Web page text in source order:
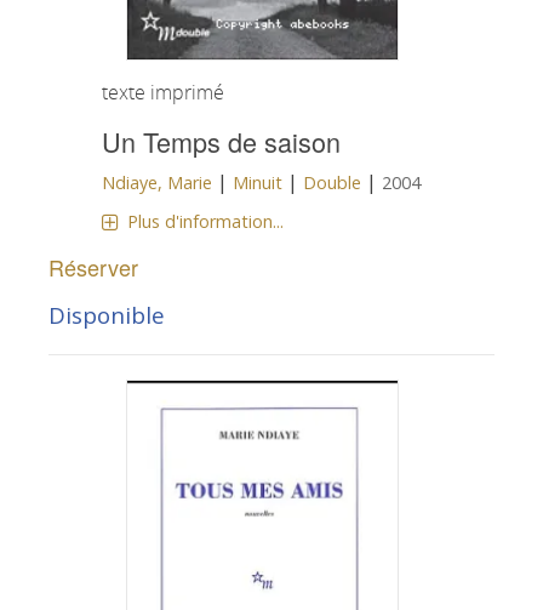
texte imprimé
Un Temps de saison
Ndiaye, Marie | Minuit | Double | 2004
Plus d'information...
Réserver
Disponible